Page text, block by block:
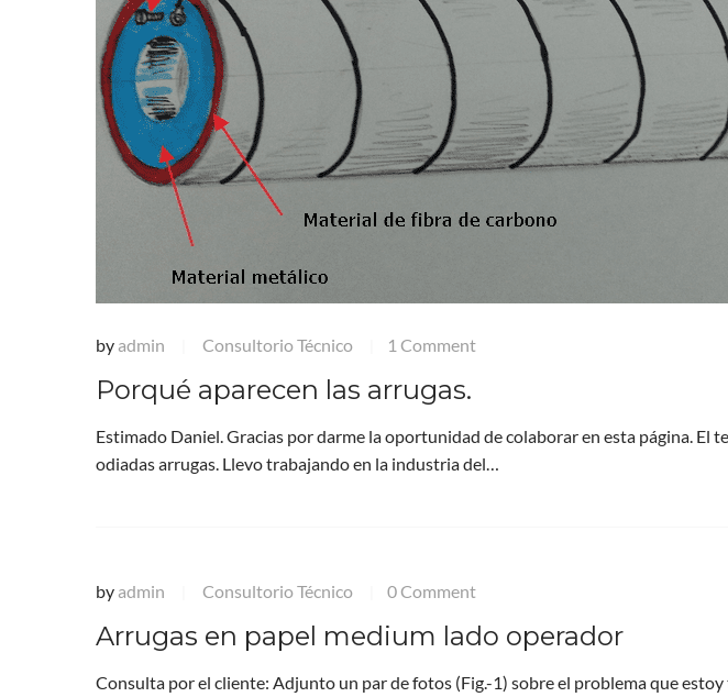
by admin Consultorio Técnico 1 Comment
Porqué aparecen las arrugas.
Estimado Daniel. Gracias por darme la oportunidad de colaborar en esta página. El
odiadas arrugas. Llevo trabajando en la industria del…
by admin Consultorio Técnico 0 Comment
Arrugas en papel medium lado operador
Consulta por el cliente: Adjunto un par de fotos (Fig.-1) sobre el problema que estoy